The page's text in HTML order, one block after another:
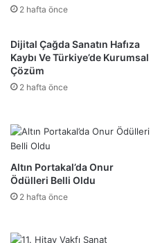
2 hafta önce
Dijital Çağda Sanatın Hafıza
Kaybı Ve Türkiye’de Kurumsal
Çözüm
2 hafta önce
Altın Portakal’da Onur
Ödülleri Belli Oldu
2 hafta önce